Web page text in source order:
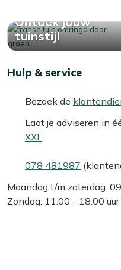
Ontdek jouw
tuinstijl
Hulp & service
Bezoek de
Laat je adviseren in
XXL
078 481987
Maandag t/m zaterdag:
Zondag: 11:00 - 18:00 uur